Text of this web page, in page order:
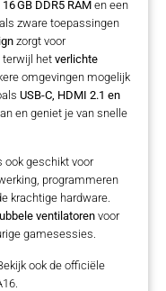
16 GB DDR5 RAM en een
zware toepassingen
zorgt voor
terwijl het verlichte
omgevingen mogelijk
USB-C, HDMI 2.1 en
en geniet je van snelle
ook geschikt voor
programmeren
krachtige hardware.
ventilatoren voor
gamesessies.
ook de officiële